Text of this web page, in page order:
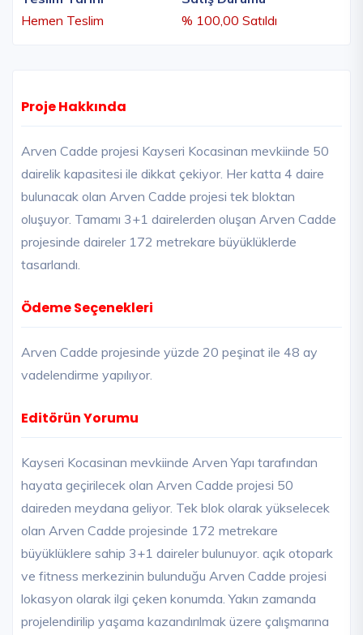
Hemen Teslim
% 100,00 Satıldı
Proje Hakkında
Arven Cadde projesi Kayseri Kocasinan mevkiinde 50
dairelik kapasitesi ile dikkat çekiyor. Her katta 4 daire
bulunacak olan Arven Cadde projesi tek bloktan
oluşuyor. Tamamı 3+1 dairelerden oluşan Arven Cadde
projesinde daireler 172 metrekare büyüklüklerde
tasarlandı.
Ödeme Seçenekleri
Arven Cadde projesinde yüzde 20 peşinat ile 48 ay
vadelendirme yapılıyor.
Editörün Yorumu
Kayseri Kocasinan mevkiinde Arven Yapı tarafından
hayata geçirilecek olan Arven Cadde projesi 50
daireden meydana geliyor. Tek blok olarak yükselecek
olan Arven Cadde projesinde 172 metrekare
büyüklüklere sahip 3+1 daireler bulunuyor. açık otopark
ve fitness merkezinin bulunduğu Arven Cadde projesi
lokasyon olarak ilgi çeken konumda. Yakın zamanda
projelendirilip yaşama kazandırılmak üzere çalışmarına